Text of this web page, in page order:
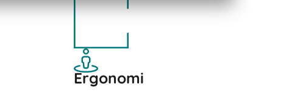
Ergonomi